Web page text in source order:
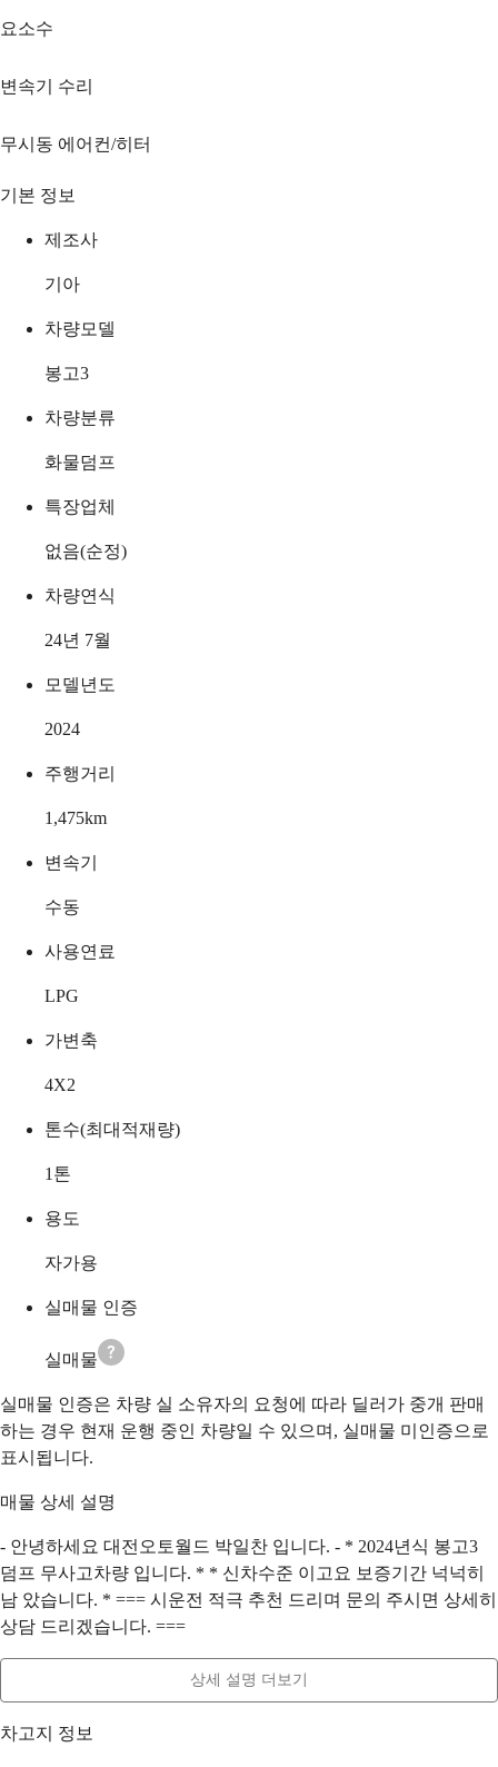
요소수
변속기 수리
무시동 에어컨/히터
기본 정보
제조사
기아
차량모델
봉고3
차량분류
화물덤프
특장업체
없음(순정)
차량연식
24년 7월
모델년도
2024
주행거리
1,475km
변속기
수동
사용연료
LPG
가변축
4X2
톤수(최대적재량)
1 톤
용도
자가용
실매물 인증
실매물
실매물 인증은 차량 실 소유자의 요청에 따라 딜러가 중개 판매
하는 경우 현재 운행 중인 차량일 수 있으며, 실매물 미인증으로
표시됩니다.
매물 상세 설명
- 안녕하세요 대전오토월드 박일찬 입니다. - * 2024년식 봉고3
덤프 무사고차량 입니다. * * 신차수준 이고요 보증기간 넉넉히
남 았습니다. * === 시운전 적극 추천 드리며 문의 주시면 상세히
상담 드리겠습니다. ===
상세 설명 더보기
차고지 정보